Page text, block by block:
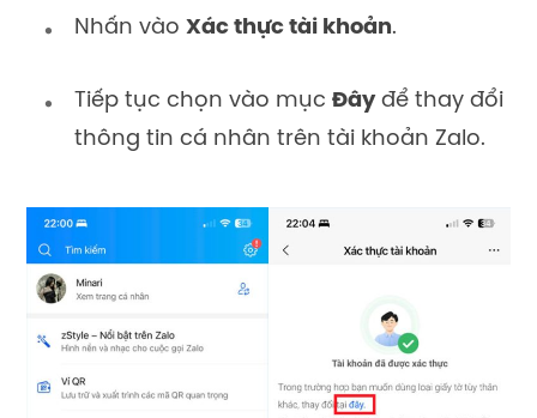
Nhấn vào Xác thực tài khoản.
Tiếp tục chọn vào mục Đâyđể thay đổi
thông tin cá nhân trên tài khoản Zalo.